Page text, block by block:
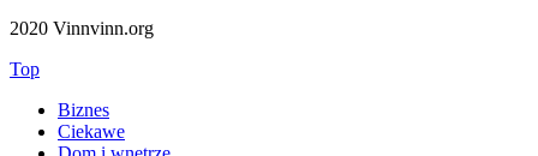
2020 Vinnvinn.org
Top
Biznes
Ciekawe